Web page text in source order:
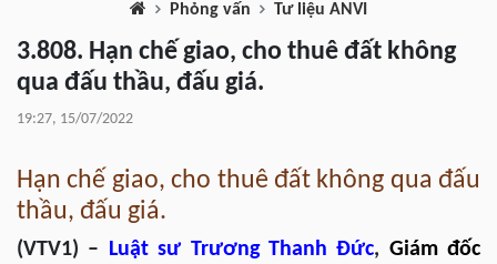
Phỏng vấn Tư liệu ANVI
3.808. Hạn chế giao, cho thuê đất không
qua đấu thầu, đấu giá.
19:27, 15/07/2022
Hạn chế giao, cho thuê đất không qua đấu
thầu, đấu giá.
(VTV1) – Luật sư Trương Thanh Đức, Giám đốc